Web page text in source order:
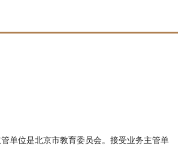
管单位是北京市教育委员会。接受业务主管单